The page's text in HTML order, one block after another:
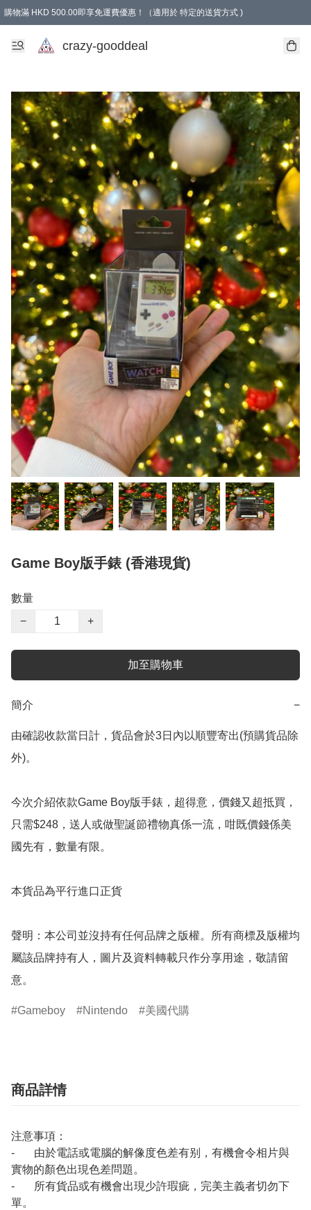
購物滿 HKD 500.00即享免運費優惠！（適用於 特定的送貨方式 )
成為會員可享免費禮品
crazy-gooddeal
Game Boy版手錶 (香港現貨)
數量
−
+
加至購物車
簡介 −
由確認收款當日計，貨品會於3日內以順豐寄出(預購貨品除
外)。
今次介紹依款Game Boy版手錶，超得意，價錢又超抵買，
只需$248，送人或做聖誕節禮物真係一流，咁既價錢係美
國先有，數量有限。
本貨品為平行進口正貨
聲明：本公司並沒持有任何品牌之版權。所有商標及版權均
屬該品牌持有人，圖片及資料轉載只作分享用途，敬請留
意。
Gameboy Nintendo 美國代購
商品詳情
注意事項：
- 由於電話或電腦的解像度色差有别，有機會令相片與
實物的顏色出現色差問題。
- 所有貨品或有機會出現少許瑕疵，完美主義者切勿下
單。